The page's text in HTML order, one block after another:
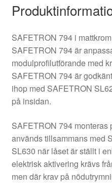
SAFETRON 794 i
SAFETRON 794 är
modulprofilutförande med
SAFETRON 794 är
ihop med SAFETRON
på insidan.
SAFETRON 794
används tillsammans med
SL630 när låset är ställt i
elektrisk aktivering krävs
men där krav på